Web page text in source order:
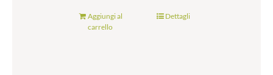
Aggiungi al
carrello
Dettagli